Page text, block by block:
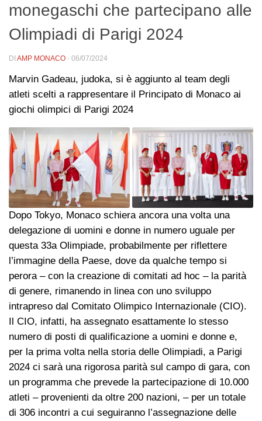
monegaschi che partecipano alle
Olimpiadi di Parigi 2024
DI AMP MONACO · 06/07/2024
Marvin Gadeau, judoka, si è aggiunto al team degli
atleti scelti a rappresentare il Principato di Monaco ai
giochi olimpici di Parigi 2024
Dopo Tokyo, Monaco schiera ancora una volta una
delegazione di uomini e donne in numero uguale per
questa 33a Olimpiade, probabilmente per riflettere
l’immagine della Paese, dove da qualche tempo si
perora – con la creazione di comitati ad hoc – la parità
di genere, rimanendo in linea con uno sviluppo
intrapreso dal Comitato Olimpico Internazionale (CIO).
Il CIO, infatti, ha assegnato esattamente lo stesso
numero di posti di qualificazione a uomini e donne e,
per la prima volta nella storia delle Olimpiadi, a Parigi
2024 ci sarà una rigorosa parità sul campo di gara, con
un programma che prevede la partecipazione di 10.000
atleti – provenienti da oltre 200 nazioni, – per un totale
di 306 incontri a cui seguiranno l’assegnazione delle